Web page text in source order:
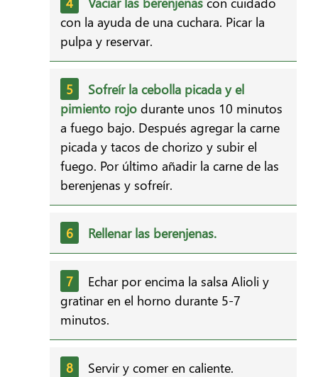
con la ayuda de una cuchara. Picar la
pulpa y reservar.
Sofreír la cebolla picada y el
pimiento rojo durante unos 10 minutos
a fuego bajo. Después agregar la carne
picada y tacos de chorizo y subir el
fuego. Por último añadir la carne de las
berenjenas y sofreír.
Rellenar las berenjenas.
Echar por encima la salsa Alioli y
gratinar en el horno durante 5-7
minutos.
Servir y comer en caliente.